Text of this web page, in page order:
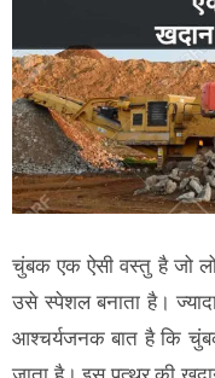
चुंबक एक ऐसी वस्तु है जो
उसे स्पेशल बनाता है।
आश्चर्यजनक बात है कि